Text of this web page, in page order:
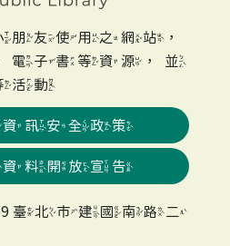
朋友使用之網站，
電子書等資源，並
活動
訊安全政策
料開放宣告
臺北市建國南路二